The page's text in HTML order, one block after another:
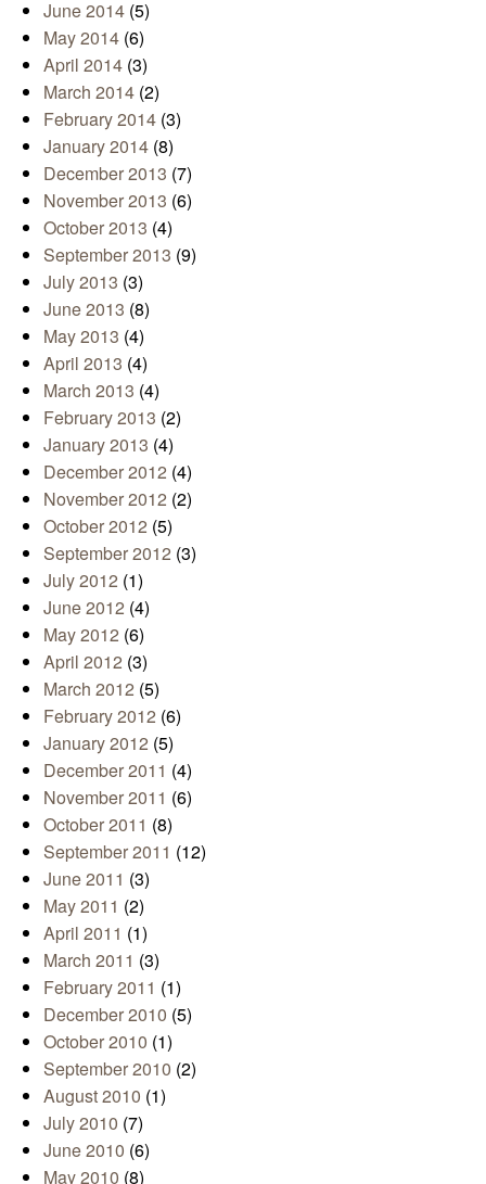
June 2014 (5)
May 2014 (6)
April 2014 (3)
March 2014 (2)
February 2014 (3)
January 2014 (8)
December 2013 (7)
November 2013 (6)
October 2013 (4)
September 2013 (9)
July 2013 (3)
June 2013 (8)
May 2013 (4)
April 2013 (4)
March 2013 (4)
February 2013 (2)
January 2013 (4)
December 2012 (4)
November 2012 (2)
October 2012 (5)
September 2012 (3)
July 2012 (1)
June 2012 (4)
May 2012 (6)
April 2012 (3)
March 2012 (5)
February 2012 (6)
January 2012 (5)
December 2011 (4)
November 2011 (6)
October 2011 (8)
September 2011 (12)
June 2011 (3)
May 2011 (2)
April 2011 (1)
March 2011 (3)
February 2011 (1)
December 2010 (5)
October 2010 (1)
September 2010 (2)
August 2010 (1)
July 2010 (7)
June 2010 (6)
May 2010 (8)